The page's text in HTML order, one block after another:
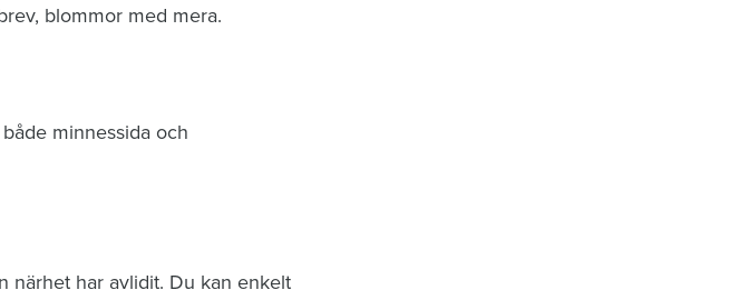
blommor med mera.
minnessida och
närhet har avlidit. Du kan enkelt